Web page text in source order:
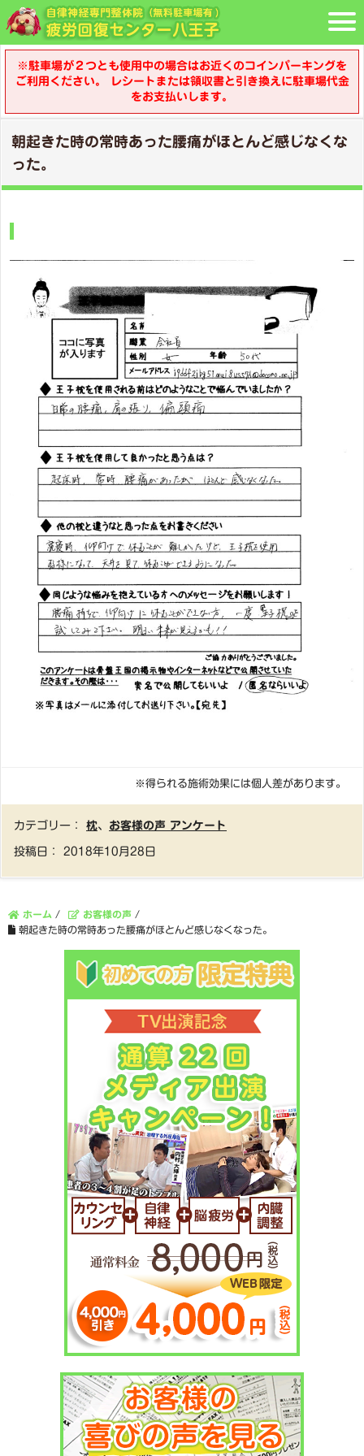
※駐車場が２つとも使用中の場合はお近くのコインパーキングを
ご利用ください。 レシートまたは領収書と引き換えに駐車場代金
をお支払いします。
朝起きた時の常時あった腰痛がほとんど感じなくな
った。
※得られる施術効果には個人差があります。
カテゴリー： 枕、 お客様の声 アンケート
投稿日： 2018年10月28日
ホーム / お客様の声 /
朝起きた時の常時あった腰痛がほとんど感じなくなった。